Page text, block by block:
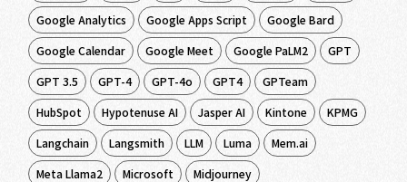
Google Analytics
Google Apps Script
Google Bard
Google Calendar
Google Meet Google PaLM2
GPT
GPT 3.5
GPT-4 GPT-4o GPT4
GPTeam
HubSpot
Hypotenuse AI Jasper AI Kintone
KPMG
Langchain
Langsmith LLM Luma
Mem.ai
Meta Llama2
Microsoft
Midjourney